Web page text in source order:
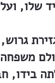
משפחה